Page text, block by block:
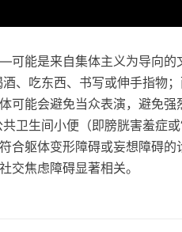
能是来自集体主义为导向的
、吃东西、书写或伸手指物
可能会避免当众表演，避免强
卫生间小便（即膀胱害羞症或
躯体变形障碍或妄想障碍的
交焦虑障碍显著相关。